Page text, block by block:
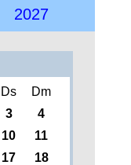
2027
Ds
Dm
3
4
10
11
17
18